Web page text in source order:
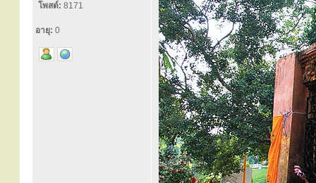
โพสต์: 8171
อายุ: 0